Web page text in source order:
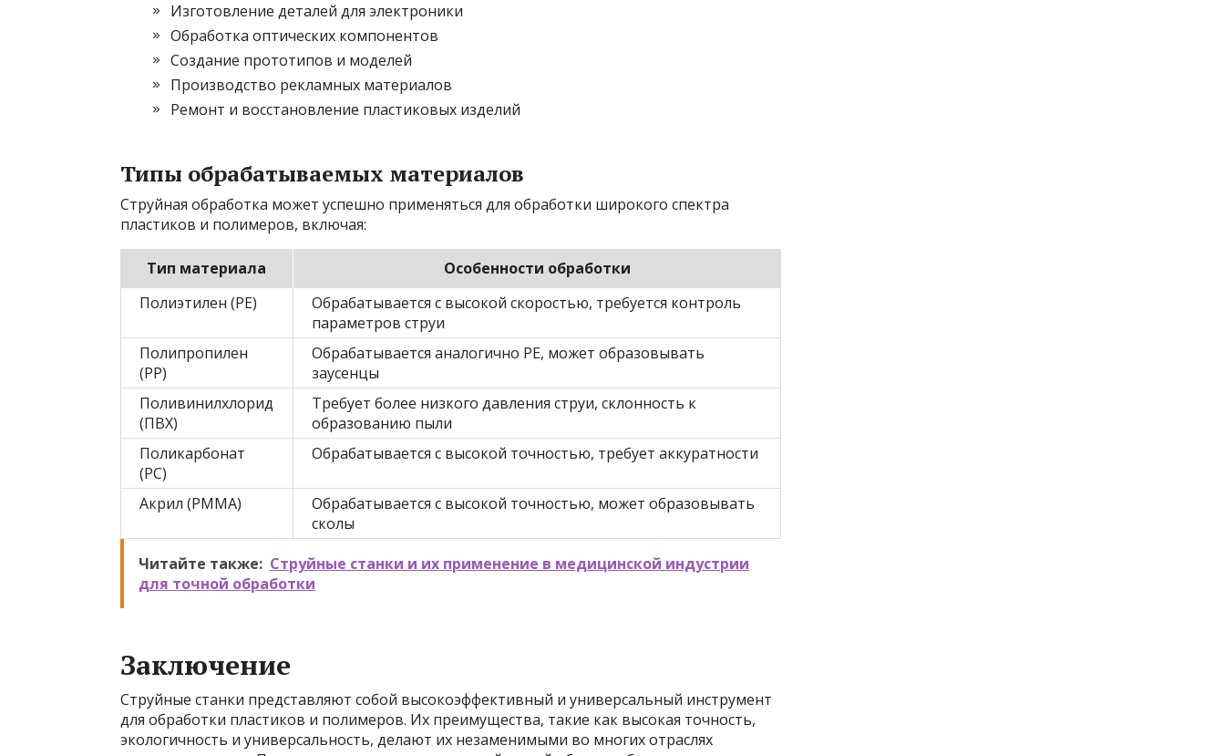
Изготовление деталей для электроники
Обработка оптических компонентов
Создание прототипов и моделей
Производство рекламных материалов
Ремонт и восстановление пластиковых изделий
Типы обрабатываемых материалов
Струйная обработка может успешно применяться для обработки широкого спектра
пластиков и полимеров, включая:
Тип материала
Особенности обработки
Полиэтилен (PE)
Обрабатывается с высокой скоростью, требуется контроль
параметров струи
Полипропилен
(PP)
Обрабатывается аналогично PE, может образовывать
заусенцы
Поливинилхлорид
(ПВХ)
Требует более низкого давления струи, склонность к
образованию пыли
Поликарбонат
(PC)
Обрабатывается с высокой точностью, требует аккуратности
Акрил (PMMA)
Обрабатывается с высокой точностью, может образовывать
сколы
Читайте также: Струйные станки и их применение в медицинской индустрии
для точной обработки
Заключение
Струйные станки представляют собой высокоэффективный и универсальный инструмент
для обработки пластиков и полимеров. Их преимущества, такие как высокая точность,
экологичность и универсальность, делают их незаменимыми во многих отраслях